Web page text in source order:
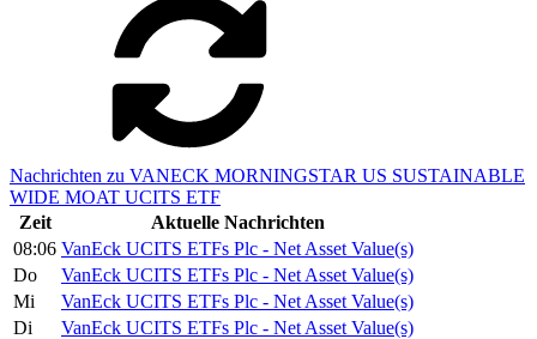
Nachrichten zu VANECK MORNINGSTAR US SUSTAINABLE
WIDE MOAT UCITS ETF
Zeit
Aktuelle Nachrichten
08:06 VanEck UCITS ETFs Plc - Net Asset Value(s)
Do
VanEck UCITS ETFs Plc - Net Asset Value(s)
Mi
VanEck UCITS ETFs Plc - Net Asset Value(s)
Di
VanEck UCITS ETFs Plc - Net Asset Value(s)